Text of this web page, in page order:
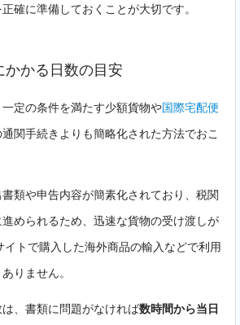
確に準備しておくことが大切です。
かる日数の目安
定の条件を満たす少額貨物や国際宅配便
関手続きよりも簡略化された方法でおこ
類や申告内容が簡素化されており、税関
められるため、迅速な貨物の受け渡しが
イトで購入した海外商品の輸入などで利用
りません。
、書類に問題がなければ数時間から当日